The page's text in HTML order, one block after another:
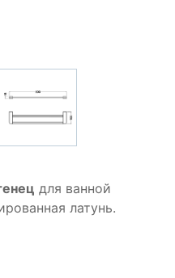
для ванной
латунь.